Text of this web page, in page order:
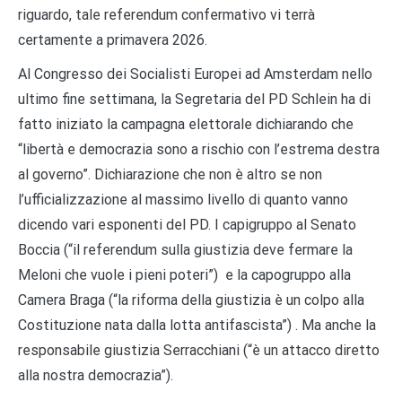
riguardo, tale referendum confermativo vi terrà
certamente a primavera 2026.
Al Congresso dei Socialisti Europei ad Amsterdam nello
ultimo fine settimana, la Segretaria del PD Schlein ha di
fatto iniziato la campagna elettorale dichiarando che
“libertà e democrazia sono a rischio con l’estrema destra
al governo”. Dichiarazione che non è altro se non
l’ufficializzazione al massimo livello di quanto vanno
dicendo vari esponenti del PD. I capigruppo al Senato
Boccia (“il referendum sulla giustizia deve fermare la
Meloni che vuole i pieni poteri”) e la capogruppo alla
Camera Braga (“la riforma della giustizia è un colpo alla
Costituzione nata dalla lotta antifascista”) . Ma anche la
responsabile giustizia Serracchiani (“è un attacco diretto
alla nostra democrazia”).